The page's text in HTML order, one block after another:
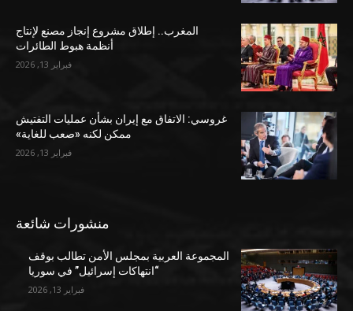
المغرب.. إطلاق مشروع إنجاز مصنع لإنتاج
أنظمة هبوط الطائرات
فبراير 13, 2026
غروسي: الاتفاق مع إيران بشأن عمليات التفتيش
ممكن لكنه «صعب للغاية»
فبراير 13, 2026
منشورات شائعة
المجموعة العربية بمجلس الأمن تطالب بوقف
“انتهاكات إسرائيل” في سوريا
فبراير 13, 2026